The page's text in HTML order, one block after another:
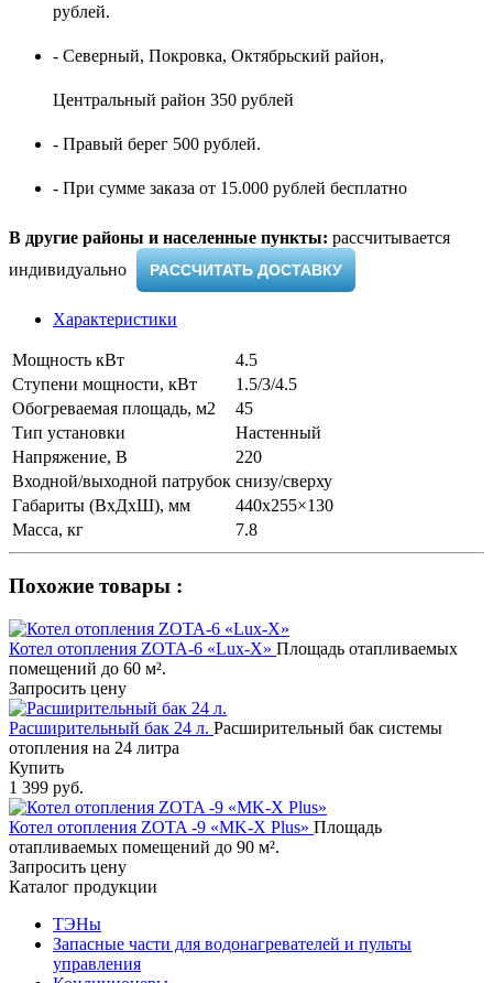
рублей.
- Северный, Покровка, Октябрьский район,
Центральный район 350 рублей
- Правый берег 500 рублей.
- При сумме заказа от 15.000 рублей бесплатно
В другие районы и населенные пункты: рассчитывается
индивидуально ​
РАССЧИТАТЬ ДОСТАВКУ
Характеристики
Мощность кВт
4.5
Ступени мощности, кВт
1.5/3/4.5
Обогреваемая площадь, м2
45
Тип установки
Настенный
Напряжение, В
220
Входной/выходной патрубок снизу/сверху
Габариты (ВхДхШ), мм
440х255×130
Масса, кг
7.8
Похожие товары :
Котел отопления ZOTA-6 «Lux-X» Площадь отапливаемых
помещений до 60 м².
Запросить цену
Расширительный бак 24 л. Расширительный бак системы
отопления на 24 литра
Купить
1 399 руб.
Котел отопления ZOTA -9 «MK-X Plus» Площадь
отапливаемых помещений до 90 м².
Запросить цену
Каталог продукции
ТЭНы
Запасные части для водонагревателей и пульты
управления